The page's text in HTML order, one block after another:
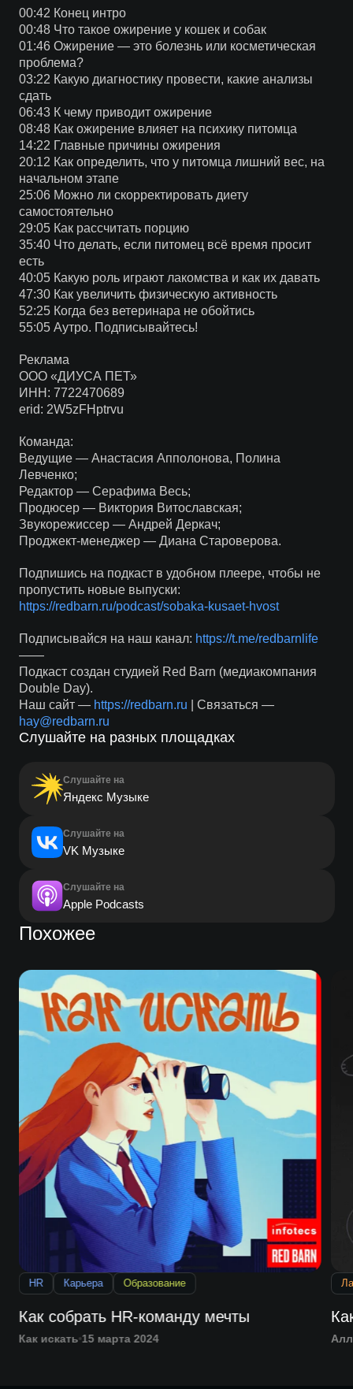
00:42 Конец интро
00:48 Что такое ожирение у кошек и собак
01:46 Ожирение — это болезнь или косметическая
проблема?
03:22 Какую диагностику провести, какие анализы
сдать
06:43 К чему приводит ожирение
08:48 Как ожирение влияет на психику питомца
14:22 Главные причины ожирения
20:12 Как определить, что у питомца лишний вес, на
начальном этапе
25:06 Можно ли скорректировать диету
самостоятельно
29:05 Как рассчитать порцию
35:40 Что делать, если питомец всё время просит
есть
40:05 Какую роль играют лакомства и как их давать
47:30 Как увеличить физическую активность
52:25 Когда без ветеринара не обойтись
55:05 Аутро. Подписывайтесь!
Реклама
ООО «ДИУСА ПЕТ»
ИНН: 7722470689
erid: 2W5zFHptrvu
Команда:
Ведущие — Анастасия Апполонова, Полина
Левченко;
Редактор — Серафима Весь;
Продюсер — Виктория Витославская;
Звукорежиссер — Андрей Деркач;
Проджект-менеджер — Диана Староверова.
Подпишись на подкаст в удобном плеере, чтобы не
пропустить новые выпуски:
https://redbarn.ru/podcast/sobaka-kusaet-hvost
Подписывайся на наш канал: https://t.me/redbarnlife
——
Подкаст создан студией Red Barn (медиакомпания
Double Day).
Наш сайт — https://redbarn.ru | Связаться —
hay@redbarn.ru
Слушайте на разных площадках
Слушайте на
Яндекс Музыке
Слушайте на
VK Музыке
Слушайте на
Apple Podcasts
Похожее
HR Карьера Образование
Как собрать HR-команду мечты
Как искать 15 марта 2024